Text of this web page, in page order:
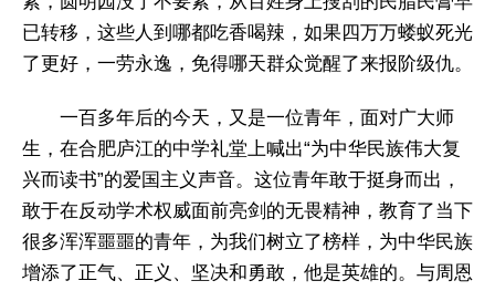
已转移，这些人到哪都吃香喝辣，如果四万万蝼蚁死光
了更好，一劳永逸，免得哪天群众觉醒了来报阶级仇。
一百多年后的今天，又是一位青年，面对广大师
生，在合肥庐江的中学礼堂上喊出“为中华民族伟大复
兴而读书”的爱国主义声音。这位青年敢于挺身而出，
敢于在反动学术权威面前亮剑的无畏精神，教育了当下
很多浑浑噩噩的青年，为我们树立了榜样，为中华民族
增添了正气、正义、坚决和勇敢，他是英雄的。与周恩